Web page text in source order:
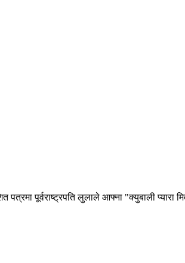
पत्रमा पूर्वराष्ट्रपति लुलाले आफ्ना "क्युबाली